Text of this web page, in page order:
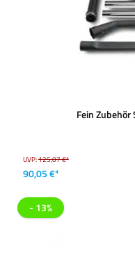
Fein
UVP:125,07 €*
90,05 €*
- 13%